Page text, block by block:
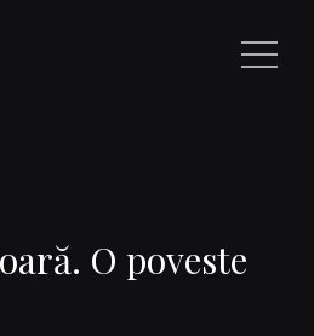
Meniu
O poveste